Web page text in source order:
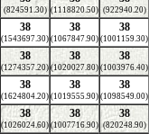
(824591.30) (1118820.50) (922940.20)
38
(1543697.30)
38
(1067847.90)
38
(1001159.30)
38
(1274357.20)
38
(1020027.80)
38
(1003976.40)
38
(1624804.20)
38
(1019555.90)
38
(1098549.00)
38
(1026024.60)
38
(1007716.90)
38
(820248.90)